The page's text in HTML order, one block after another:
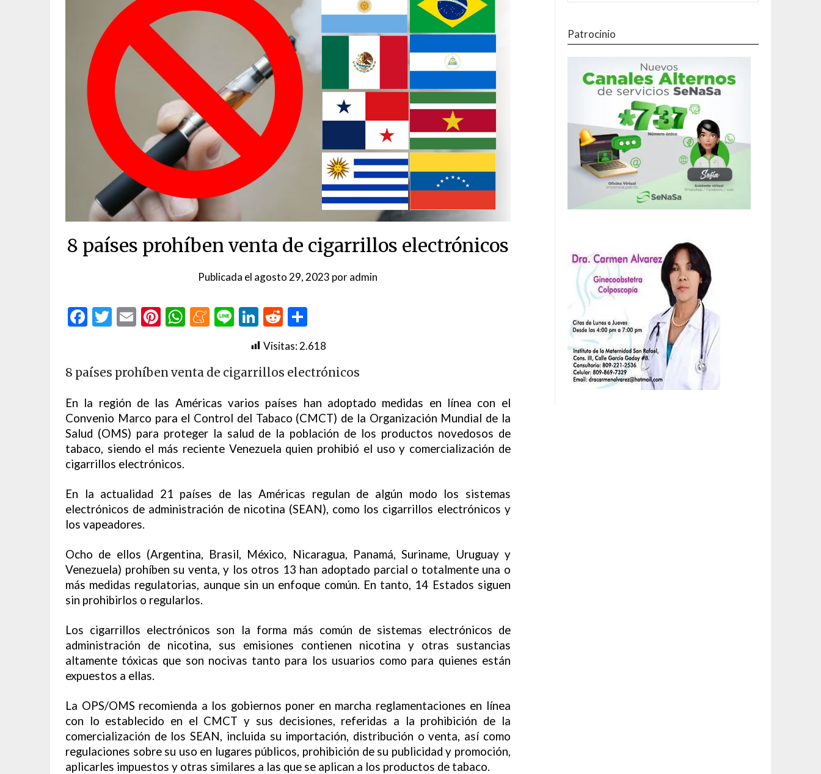
8 países prohíben venta de cigarrillos electrónicos
Publicada el agosto 29, 2023 poradmin
Facebook
Twitter
EmailPinterest
WhatsApp
Meneame
LineLinkedIn
Reddit
Visitas:2.618
8 países prohíben venta de cigarrillos electrónicos
En la región de las Américas varios países han adoptado medidas en línea con el
Convenio Marco para el Control del Tabaco (CMCT) de la Organización Mundial de la
Salud (OMS) para proteger la salud de la población de los productos novedosos de
tabaco, siendo el más reciente Venezuela quien prohibió el uso y comercialización de
cigarrillos electrónicos.
En la actualidad 21 países de las Américas regulan de algún modo los sistemas
electrónicos de administración de nicotina (SEAN), como los cigarrillos electrónicos y
los vapeadores.
Ocho de ellos (Argentina, Brasil, México, Nicaragua, Panamá, Suriname, Uruguay y
Venezuela) prohíben su venta, y los otros 13 han adoptado parcial o totalmente una o
más medidas regulatorias, aunque sin un enfoque común. En tanto, 14 Estados siguen
sin prohibirlos o regularlos.
Los cigarrillos electrónicos son la forma más común de sistemas electrónicos de
administración de nicotina, sus emisiones contienen nicotina y otras sustancias
altamente tóxicas que son nocivas tanto para los usuarios como para quienes están
expuestos a ellas.
La OPS/OMS recomienda a los gobiernos poner en marcha reglamentaciones en línea
con lo establecido en el CMCT y sus decisiones, referidas a la prohibición de la
comercialización de los SEAN, incluida su importación, distribución o venta, así como
regulaciones sobre su uso en lugares públicos, prohibición de su publicidad y promoción,
aplicarles impuestos y otras similares a las que se aplican a los productos de tabaco.
Patrocinio